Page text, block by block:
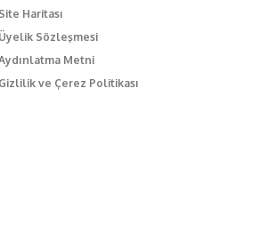
Site Haritası
Üyelik Sözleşmesi
Metni
Gizlilik ve Çerez Politikası
Şakir Paşa Sok. No3/A Kadıköy İstanbul
00